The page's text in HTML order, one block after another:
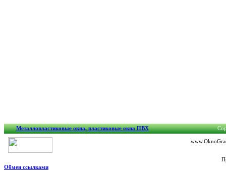
Металлопластиковые окна, пластиковые окна ПВХ
Обмен ссылками